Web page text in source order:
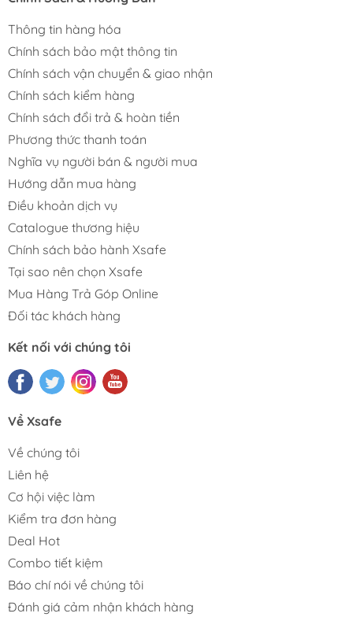
Thông tin hàng hóa
Chính sách bảo mật thông tin
Chính sách vận chuyển & giao nhận
Chính sách kiểm hàng
Chính sách đổi trả & hoàn tiền
Phương thức thanh toán
Nghĩa vụ người bán & người mua
Hướng dẫn mua hàng
Điều khoản dịch vụ
Catalogue thương hiệu
Chính sách bảo hành Xsafe
Tại sao nên chọn Xsafe
Mua Hàng Trả Góp Online
Đối tác khách hàng
Kết nối với chúng tôi
Về Xsafe
Về chúng tôi
Liên hệ
Cơ hội việc làm
Kiểm tra đơn hàng
Deal Hot
Combo tiết kiệm
Báo chí nói về chúng tôi
Đánh giá cảm nhận khách hàng